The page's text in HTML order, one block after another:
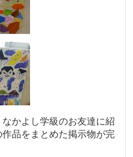
かよし学級のお友達に紹
品をまとめた掲示物が完